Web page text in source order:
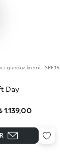
gündüz kremi - SPF 15
Day
1.139,00